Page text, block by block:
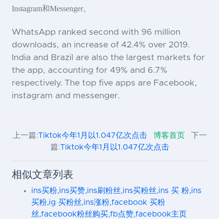
Instagram和Messenger。
WhatsApp ranked second with 96 million
downloads, an increase of 42.4% over 2019.
India and Brazil are also the largest markets for
the app, accounting for 49% and 6.7%
respectively. The top five apps are Facebook,
instagram and messenger.
上一篇:Tiktok今年1月以1.047亿次点击 博客首页
下一
篇:Tiktok今年1月以1.047亿次点击
相似文章列表
ins买粉,ins买赞,ins刷粉丝,ins买粉丝,ins 买 粉,ins
买粉,ig 买粉丝,ins涨粉,facebook 买粉
丝,facebook粉丝购买,fb点赞,facebook主页